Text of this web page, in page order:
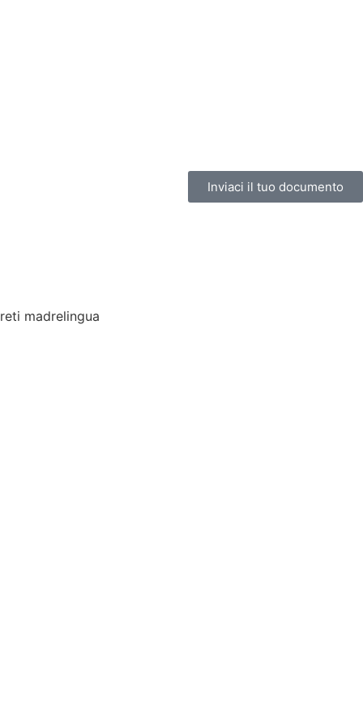
Inviaci il tuo documento
madrelingua